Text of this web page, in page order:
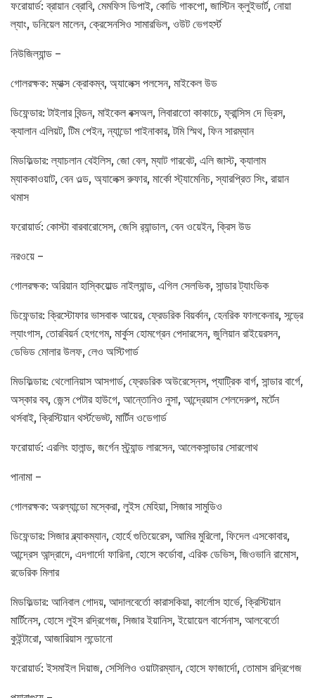
ফরোয়ার্ড: ব্রায়ান ব্রোবি, মেমফিস ডিপাই, কোডি গাকপো, জাস্টিন ক্লুইভার্ট, নোয়া
ল্যাং, ডনিয়েল মালেন, ক্রেসেনসিও সামারভিল, ওউট ভেগহর্স্ট
নিউজিল্যান্ড –
গোলরক্ষক: ম্যাক্স ক্রোকম্ব, অ্যালেক্স পলসেন, মাইকেল উড
ডিফেন্ডার: টাইলার বিন্ডন, মাইকেল বক্সঅল, লিবারাতো কাকাচে, ফ্রান্সিস দে ভ্রিস,
ক্যালান এলিয়ট, টিম পেইন, ন্যান্ডো পাইনাকার, টমি স্মিথ, ফিন সারম্যান
মিডফিল্ডার: ল্যাচলান বেইলিস, জো বেল, ম্যাট গারবেট, এলি জাস্ট, ক্যালাম
ম্যাককাওয়াট, বেন ওল্ড, অ্যালেক্স রুফার, মার্কো স্ট্যামেনিচ, স্যারপ্রিত সিং, রায়ান
থমাস
ফরোয়ার্ড: কোস্টা বারবারোসেস, জেসি র‍্যান্ডাল, বেন ওয়েইন, ক্রিস উড
নরওয়ে –
গোলরক্ষক: অরিয়ান হাস্কিয়োল্ড নাইল্যান্ড, এগিল সেলভিক, সান্ডার ট্যাংভিক
ডিফেন্ডার: ক্রিস্টোফার ভাসবাক আয়ের, ফ্রেডরিক বিয়র্কান, হেনরিক ফালকেনার, সন্ড্রে
ল্যাংগাস, তোরবিয়র্ন হেগগেম, মার্কুস হোমগ্রেন পেদারসেন, জুলিয়ান রাইয়েরসন,
ডেভিড মোলার উলফ, লেও অস্টিগার্ড
মিডফিল্ডার: থেলোনিয়াস আসগার্ড, ফ্রেডরিক অউরেস্নেস, প্যাট্রিক বার্গ, সান্ডার বার্গে,
অস্কার বব, জেন্স পেটার হাউগে, আন্তোনিও নুসা, আন্দ্রেয়াস শেলদেরুপ, মর্টেন
থর্সবাই, ক্রিস্টিয়ান থর্স্টভেড্ট, মার্টিন ওডেগার্ড
ফরোয়ার্ড: এরলিং হালান্ড, জর্গেন স্ট্র্যান্ড লারসেন, আলেকসান্ডার সোরলোথ
পানামা –
গোলরক্ষক: অরল্যান্ডো মস্কেরা, লুইস মেহিয়া, সিজার সামুডিও
ডিফেন্ডার: সিজার ব্ল্যাকম্যান, হোর্হে গুতিয়েরেস, আমির মুরিলো, ফিদেল এসকোবার,
আন্দ্রেস আন্দ্রাদে, এদগার্দো ফারিনা, হোসে কর্ডোবা, এরিক ডেভিস, জিওভানি রামোস,
রডেরিক মিলার
মিডফিল্ডার: আনিবাল গোদয়, আদালবের্তো কারাসকিয়া, কার্লোস হার্ভে, ক্রিস্টিয়ান
মার্টিনেস, হোসে লুইস রদ্রিগেজ, সিজার ইয়ানিস, ইয়োয়েল বার্সেনাস, আলবের্তো
কুইন্টারো, আজারিয়াস লন্ডোনো
ফরোয়ার্ড: ইসমাইল দিয়াজ, সেসিলিও ওয়াটারম্যান, হোসে ফাজার্দো, তোমাস রদ্রিগেজ